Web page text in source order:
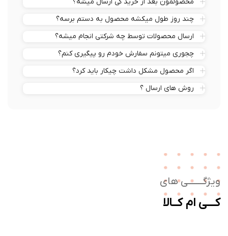
چند روز طول میکشه محصول به دستم برسه؟
ارسال محصولات توسط چه شرکتی انجام میشه؟
چجوری میتونم سفارش خودم رو پیگیری کنم؟
اگر محصول مشکل داشت چیکار باید کرد؟
روش های ارسال ؟
های
ام کــالا